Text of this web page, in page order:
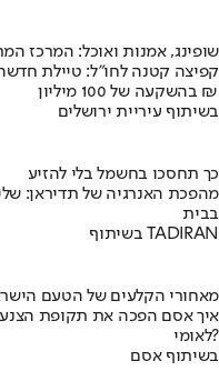
שופינג, אמנות ואוכל: המרכז
קפיצה קטנה לחו"ל: טיילת
בהשקעה של 100 מיליון ₪
בשיתוף עיריית ירושלים
כך תחסכו בחשמל בלי להזיע
מהפכת האנרגיה של תדיראן:
בבית
בשיתוף TADIRAN
מאחורי הקלעים של הטעם
לאומי?
בשיתוף אסם